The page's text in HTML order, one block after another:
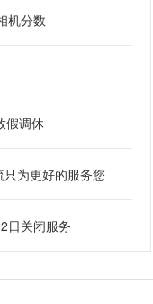
机分数
假调休
为更好的服务您
日关闭服务